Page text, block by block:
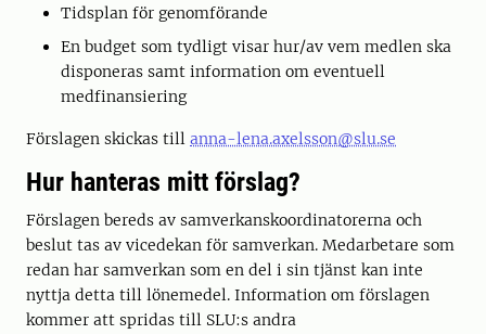
Tidsplan för genomförande
En budget som tydligt visar hur/av vem medlen ska
disponeras samt information om eventuell
medfinansiering
Förslagen skickas till anna-lena.axelsson@slu.se
Hur hanteras mitt förslag?
Förslagen bereds av samverkanskoordinatorerna och
beslut tas av vicedekan för samverkan. Medarbetare som
redan har samverkan som en del i sin tjänst kan inte
nyttja detta till lönemedel. Information om förslagen
kommer att spridas till SLU:s andra